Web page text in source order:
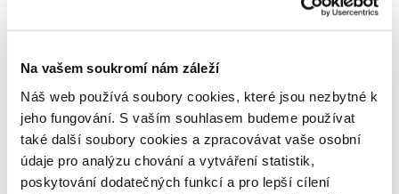
Na vašem soukromí nám záleží
Náš web používá soubory cookies, které jsou nezbytné k
jeho fungování. S vaším souhlasem budeme používat
také další soubory cookies a zpracovávat vaše osobní
údaje pro analýzu chování a vytváření statistik,
poskytování dodatečných funkcí a pro lepší cílení
Chronická parodontitida a těhotenství